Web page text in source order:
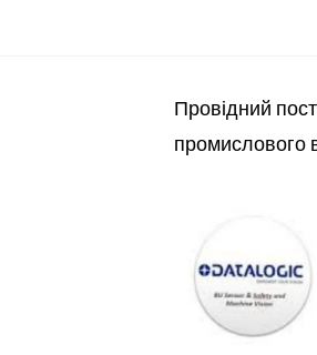
Провідний
промислового